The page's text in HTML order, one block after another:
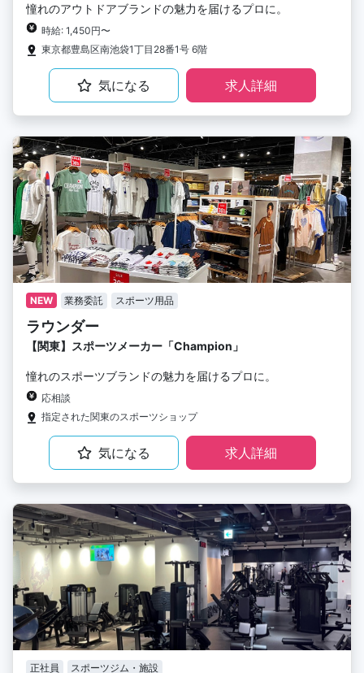
憧れのアウトドアブランドの魅力を届けるプロに。
時給: 1,450円〜
東京都豊島区南池袋1丁目28番1号 6階
気になる 求人詳細
NEW 業務委託 スポーツ用品
ラウンダー
【関東】スポーツメーカー「Champion」
憧れのスポーツブランドの魅力を届けるプロに。
応相談
指定された関東のスポーツショップ
気になる 求人詳細
正社員 スポーツジム・施設